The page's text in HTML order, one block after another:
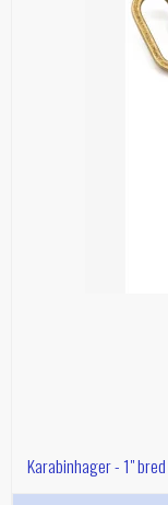
Karabinhager - 1" bred